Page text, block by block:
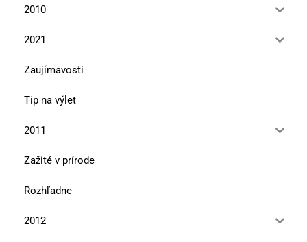
2010
2021
Zaujímavosti
Tip na výlet
2011
Zažité v prírode
Rozhľadne
2012